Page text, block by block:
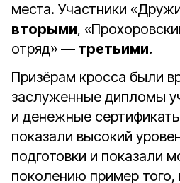
места. Участники
вторыми,
отряд» — третьими.
Призёрам кросса были
заслуженные дипломы
и денежные
показали высокий
подготовки и показали
поколению пример того,